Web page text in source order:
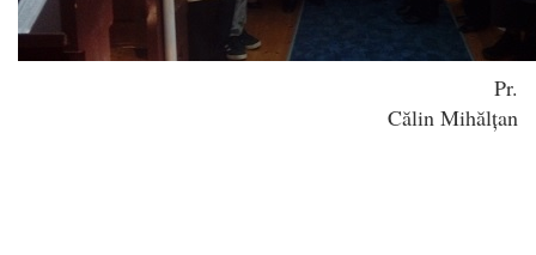
Pr.
Călin Mihălțan